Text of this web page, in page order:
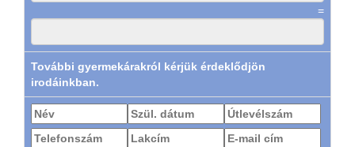
=
További gyermekárakról kérjük érdeklődjön
irodáinkban.